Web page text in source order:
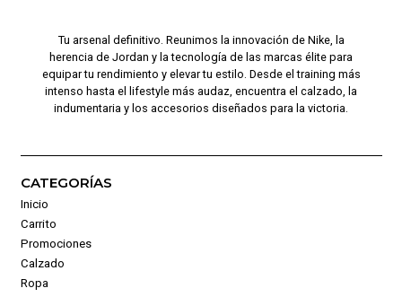
Tu arsenal definitivo. Reunimos la innovación de Nike, la
herencia de Jordan y la tecnología de las marcas élite para
equipar tu rendimiento y elevar tu estilo. Desde el training más
intenso hasta el lifestyle más audaz, encuentra el calzado, la
indumentaria y los accesorios diseñados para la victoria.
CATEGORÍAS
Inicio
Carrito
Promociones
Calzado
Ropa